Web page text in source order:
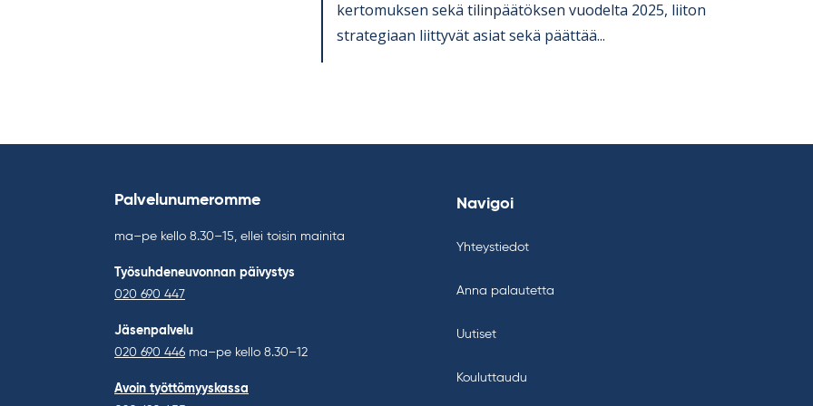
ker­to­muk­sen sekä ti­lin­pää­tök­sen vuo­delta 2025, lii­ton
stra­te­gi­aan liit­ty­vät asiat sekä päät­tää...
Palvelunumeromme
ma–pe kello 8.30–15, ellei toisin mainita
Työsuhdeneuvonnan päivystys
020 690 447
Jäsenpalvelu
020 690 446 ma–pe kello 8.30–12
Avoin työttömyyskassa
Navigoi
Yhteystiedot
Anna palautetta
Uutiset
Kouluttaudu